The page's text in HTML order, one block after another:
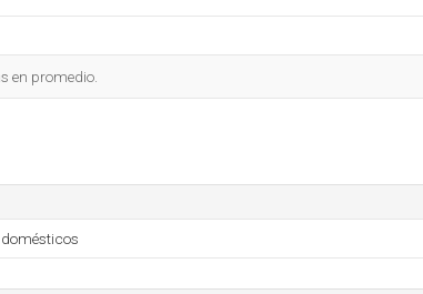
en promedio.